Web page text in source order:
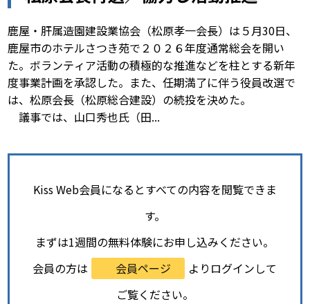
鹿屋・肝属造園建設業協会（松原孝一会長）は５月30日、
鹿屋市のホテルさつき苑で２０２６年度通常総会を開い
た。ボランティア活動の積極的な推進などを柱とする新年
度事業計画を承認した。また、任期満了に伴う役員改選で
は、松原会長（松原総合建設）の続投を決めた。
議事では、山口秀也氏（田...
Kiss Web会員になるとすべての内容を閲覧できま
す。
まずは1週間の無料体験にお申し込みください。
会員の方は
会員ページ
よりログインして
ご覧ください。